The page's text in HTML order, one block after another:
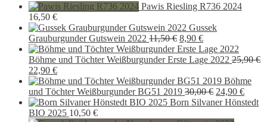
Pawis Riesling R736 2024
16,50 €
Gussek
Grauburgunder Gutswein 2022 11,50€ Ursprünglicher
Preis
war:
8,90 €Aktueller
Preis
ist:
Böhme und Töchter Weißburgunder Erste Lage 2022 25,90€
Ursprünglicher
Preis
war:
25,90 €
22,90 €Aktueller
Preis
ist:
22,90 €.
Böhme
und Töchter Weißburgunder BG51 2019 30,00€
Preis
24,90 €
Preis
Born Silvaner Hönstedt
BIO 2025 10,50 €